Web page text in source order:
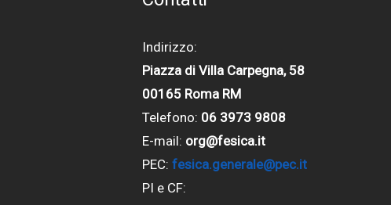
Indirizzo:
Piazza di Villa Carpegna, 58
00165 Roma RM
Telefono: 06 3973 9808
E-mail: org@fesica.it
PEC: fesica.generale@pec.it
PI e CF: